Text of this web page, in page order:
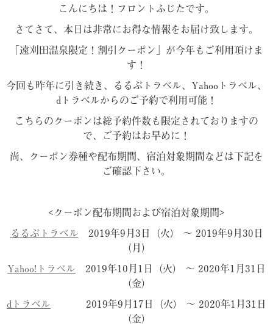
こんにちは！フロントふじたです。
さてさて、本日は非常にお得な情報をお届け致します。
「遠刈田温泉限定！割引クーポン」が今年もご利用頂けま
す！
今回も昨年に引き続き、るるぶトラベル、Yahooトラベル、
dトラベルからのご予約で利用可能！
こちらのクーポンは総予約件数も限定されておりますの
で、ご予約はお早めに！
尚、クーポン券種や配布期間、宿泊対象期間などは下記を
ご確認下さい。
<クーポン配布期間および宿泊対象期間>
るるぶトラベル 2019年9月3日（火） 〜 2019年9月30日
（月）
Yahoo!トラベル 2019年10月1日（火） 〜 2020年1月31日
（金）
dトラベル 2019年9月17日（火） 〜 2020年1月31日
（金）